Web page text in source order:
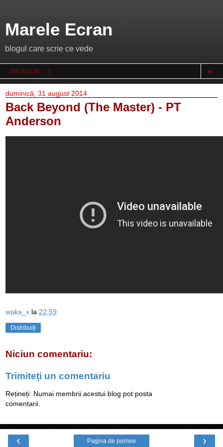
Marele Ecran
blogul care scrie ce vede
▼
duminică, 31 august 2014
Back Beyond (The Master) - PT
Anderson
waka_x la 22:59
Distribuiți
Niciun comentariu:
Trimiteți un comentariu
Rețineți: Numai membrii acestui blog pot posta
comentarii.
‹ ›
Pagina de pornire